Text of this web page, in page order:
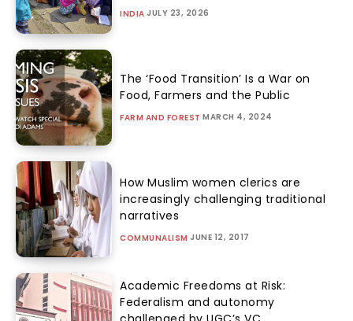
INDIA JULY 23, 2026
The ‘Food Transition’ Is a War on
Food, Farmers and the Public
FARM AND FOREST MARCH 4, 2024
How Muslim women clerics are
increasingly challenging traditional
narratives
COMMUNALISM JUNE 12, 2017
Academic Freedoms at Risk:
Federalism and autonomy